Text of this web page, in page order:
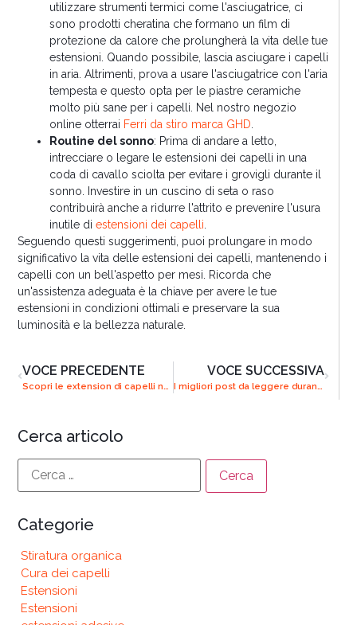
utilizzare strumenti termici come l'asciugatrice, ci
sono prodotti cheratina che formano un film di
protezione da calore che prolungherà la vita delle tue
estensioni. Quando possibile, lascia asciugare i capelli
in aria. Altrimenti, prova a usare l'asciugatrice con l'aria
tempesta e questo opta per le piastre ceramiche
molto più sane per i capelli. Nel nostro negozio
online otterrai Ferri da stiro marca GHD
Routine del sonno: Prima di andare a letto,
intrecciare o legare le estensioni dei capelli in una
coda di cavallo sciolta per evitare i grovigli durante il
sonno. Investire in un cuscino di seta o raso
contribuirà anche a ridurre l'attrito e prevenire l'usura
inutile diestensioni dei capelli
Seguendo questi suggerimenti, puoi prolungare in modo
significativo la vita delle estensioni dei capelli, mantenendo i
capelli con un bell'aspetto per mesi. Ricorda che
un'assistenza adeguata è la chiave per avere le tue
estensioni in condizioni ottimali e preservare la sua
luminosità e la bellezza naturale.
VOCE PRECEDENTE VOCE SUCCESSIVA
Cerca articolo
Categorie
Stiratura organica
Cura dei capelli
Estensioni
Estensioni